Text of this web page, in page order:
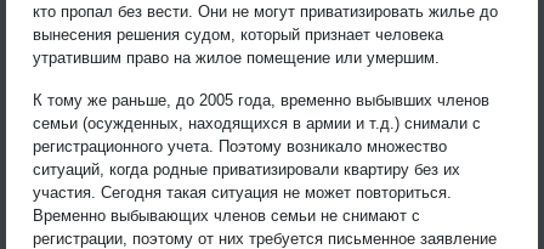
кто пропал без вести. Они не могут приватизировать жилье до
вынесения решения судом, который признает человека
утратившим право на жилое помещение или умершим.
К тому же раньше, до 2005 года, временно выбывших членов
семьи (осужденных, находящихся в армии и т.д.) снимали с
регистрационного учета. Поэтому возникало множество
ситуаций, когда родные приватизировали квартиру без их
участия. Сегодня такая ситуация не может повториться.
Временно выбывающих членов семьи не снимают с
регистрации, поэтому от них требуется письменное заявление